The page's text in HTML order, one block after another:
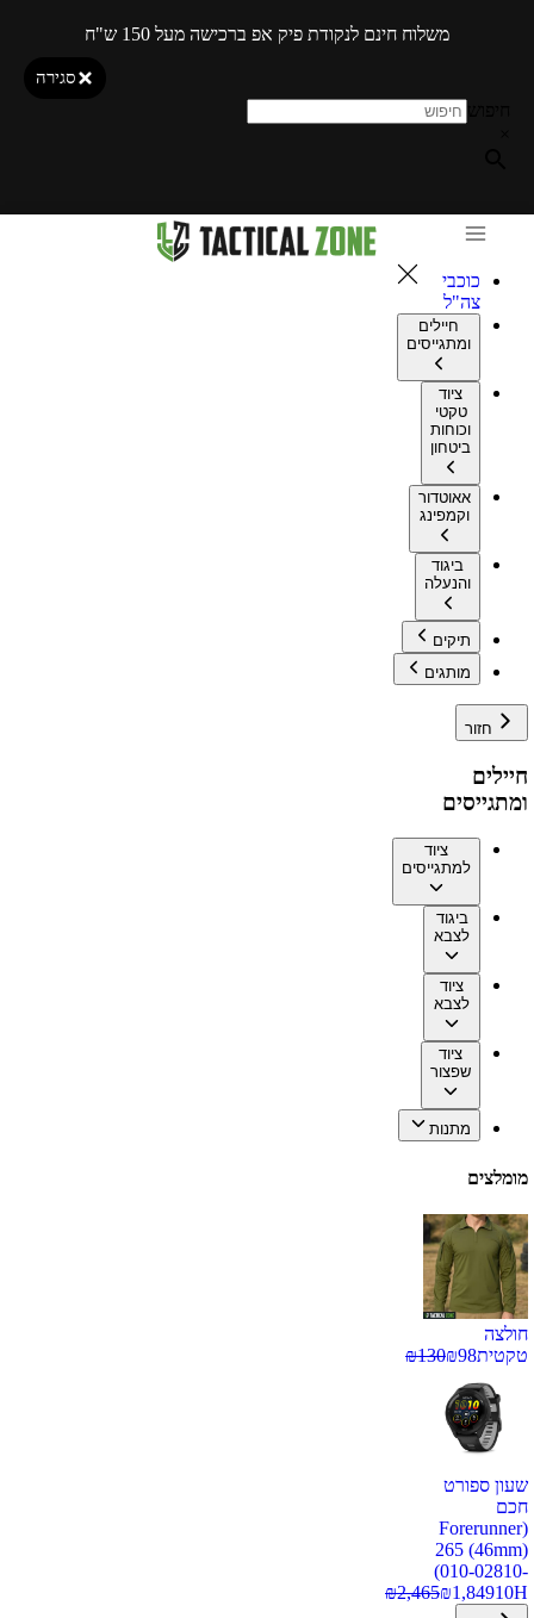
משלוח חינם לנקודת פיק אפ ברכישה מעל 150 ש"ח
סגירה
כוכבי
צה"ל
חיילים
ומתגייסים
ציוד
טקטי
וכוחות
ביטחון
אאוטדור
וקמפינג
ביגוד
והנעלה
תיקים
מותגים
חזור
חיילים
ומתגייסים
ציוד
למתגייסים
ביגוד
לצבא
ציוד
לצבא
ציוד
שפצור
מתנות
מומלצים
חולצה
טקטית
₪98
₪130
שעון ספורט
חכם
(Forerunner
265 (46mm)
(010-02810-
10H
₪1,849
₪2,465